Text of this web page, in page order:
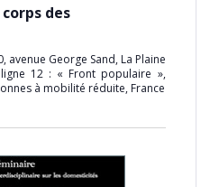
des
avenue George Sand, La Plaine
ligne 12 : « Front populaire »,
à mobilité réduite, France